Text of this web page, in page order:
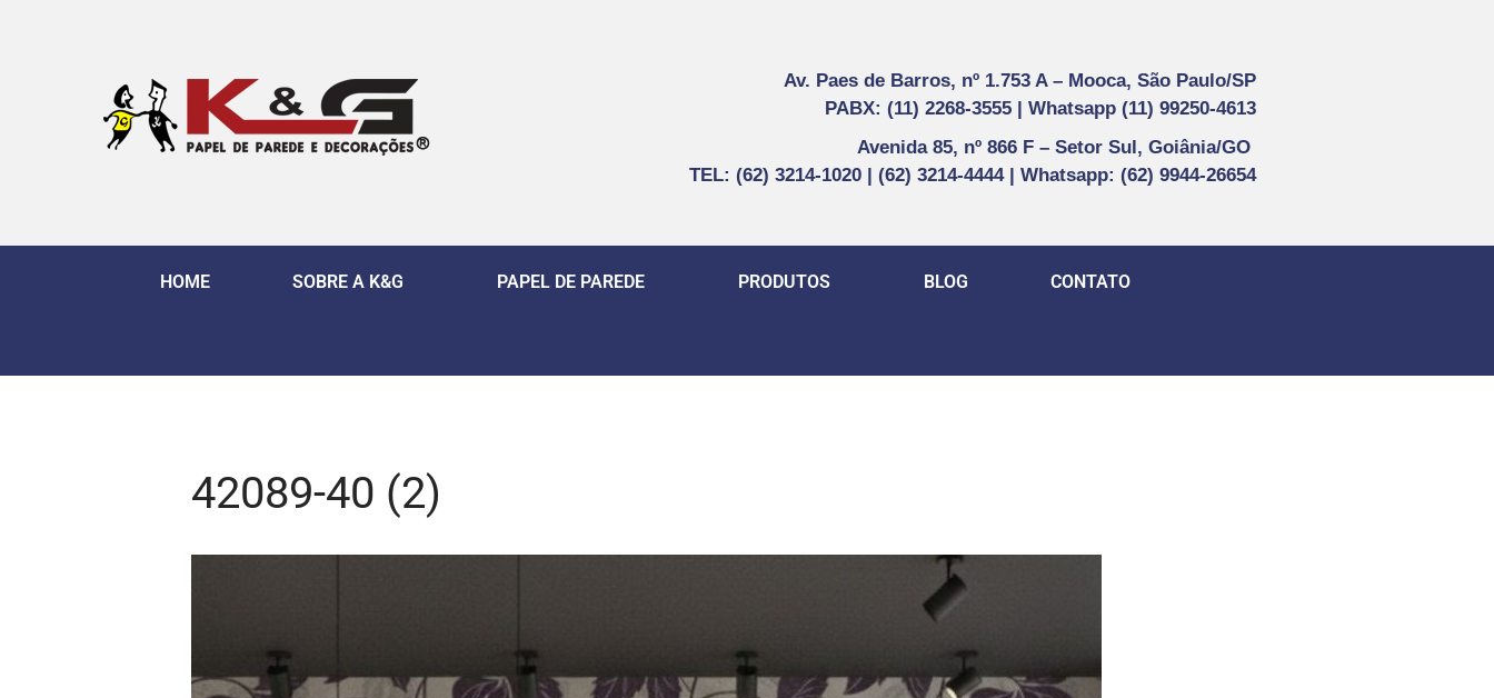
Av. Paes de Barros, nº 1.753 A – Mooca, São Paulo/SP
PABX: (11) 2268-3555 | Whatsapp (11) 99250-4613
Avenida 85, nº 866 F – Setor Sul, Goiânia/GO
TEL: (62) 3214-1020 | (62) 3214-4444 | Whatsapp: (62) 9944-26654
HOME SOBRE A K&G PAPEL DE PAREDE PRODUTOS BLOG CONTATO
42089-40 (2)